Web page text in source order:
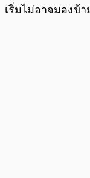
เริ่มไม่อาจมองข้า